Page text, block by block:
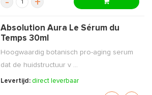
Absolution Aura Le Sérum du
Temps 30ml
Hoogwaardig botanisch pro-aging serum
dat de huidstructuur v ...
Levertijd: direct leverbaar